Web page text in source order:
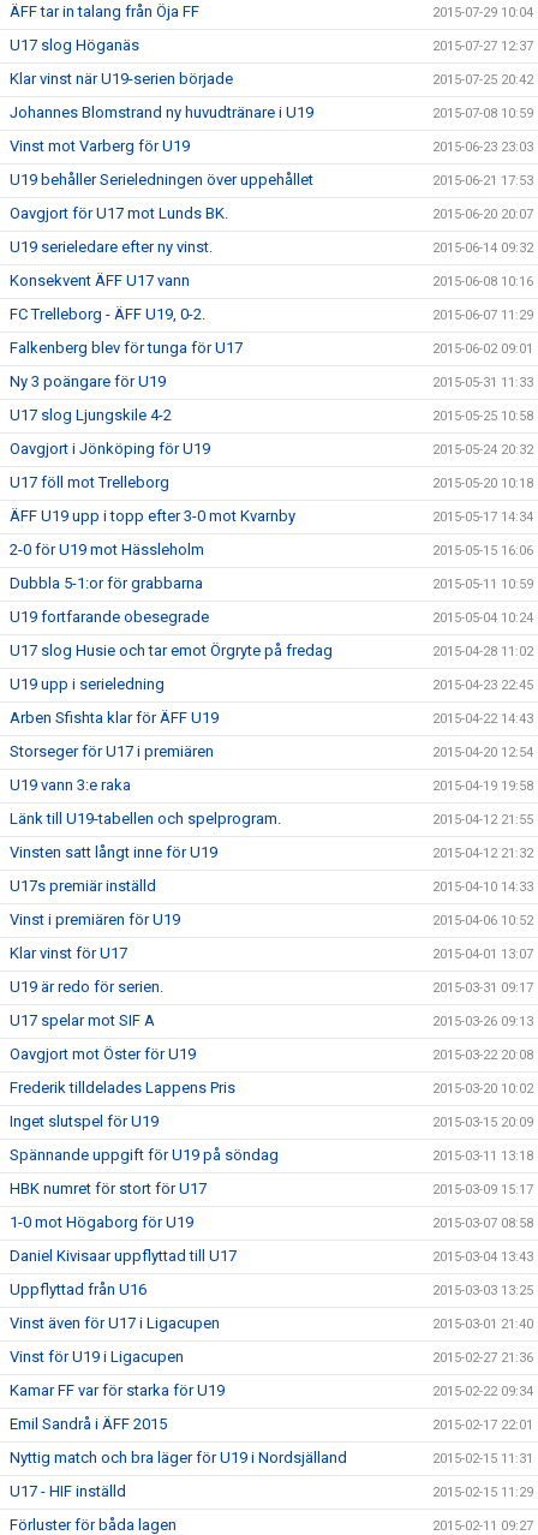
ÄFF tar in talang från Öja FF 2015-07-29 10:04
U17 slog Höganäs 2015-07-27 12:37
Klar vinst när U19-serien började 2015-07-25 20:42
Johannes Blomstrand ny huvudtränare i U19 2015-07-08 10:59
Vinst mot Varberg för U19 2015-06-23 23:03
U19 behåller Serieledningen över uppehållet 2015-06-21 17:53
Oavgjort för U17 mot Lunds BK. 2015-06-20 20:07
U19 serieledare efter ny vinst. 2015-06-14 09:32
Konsekvent ÄFF U17 vann 2015-06-08 10:16
FC Trelleborg - ÄFF U19, 0-2. 2015-06-07 11:29
Falkenberg blev för tunga för U17 2015-06-02 09:01
Ny 3 poängare för U19 2015-05-31 11:33
U17 slog Ljungskile 4-2 2015-05-25 10:58
Oavgjort i Jönköping för U19 2015-05-24 20:32
U17 föll mot Trelleborg 2015-05-20 10:18
ÄFF U19 upp i topp efter 3-0 mot Kvarnby 2015-05-17 14:34
2-0 för U19 mot Hässleholm 2015-05-15 16:06
Dubbla 5-1:or för grabbarna 2015-05-11 10:59
U19 fortfarande obesegrade 2015-05-04 10:24
U17 slog Husie och tar emot Örgryte på fredag 2015-04-28 11:02
U19 upp i serieledning 2015-04-23 22:45
Arben Sfishta klar för ÄFF U19 2015-04-22 14:43
Storseger för U17 i premiären 2015-04-20 12:54
U19 vann 3:e raka 2015-04-19 19:58
Länk till U19-tabellen och spelprogram. 2015-04-12 21:55
Vinsten satt långt inne för U19 2015-04-12 21:32
U17s premiär inställd 2015-04-10 14:33
Vinst i premiären för U19 2015-04-06 10:52
Klar vinst för U17 2015-04-01 13:07
U19 är redo för serien. 2015-03-31 09:17
U17 spelar mot SIF A 2015-03-26 09:13
Oavgjort mot Öster för U19 2015-03-22 20:08
Frederik tilldelades Lappens Pris 2015-03-20 10:02
Inget slutspel för U19 2015-03-15 20:09
Spännande uppgift för U19 på söndag 2015-03-11 13:18
HBK numret för stort för U17 2015-03-09 15:17
1-0 mot Högaborg för U19 2015-03-07 08:58
Daniel Kivisaar uppflyttad till U17 2015-03-04 13:43
Uppflyttad från U16 2015-03-03 13:25
Vinst även för U17 i Ligacupen 2015-03-01 21:40
Vinst för U19 i Ligacupen 2015-02-27 21:36
Kamar FF var för starka för U19 2015-02-22 09:34
Emil Sandrå i ÄFF 2015 2015-02-17 22:01
Nyttig match och bra läger för U19 i Nordsjälland 2015-02-15 11:31
U17 - HIF inställd 2015-02-15 11:29
Förluster för båda lagen 2015-02-11 09:27